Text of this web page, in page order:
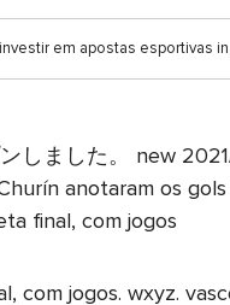
em apostas esportivas in
しました。 new
anotaram os
final, com jogos
com jogos. wxyz.